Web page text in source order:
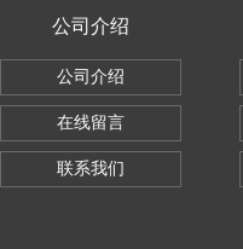
公司介绍
公司介绍
在线留言
联系我们